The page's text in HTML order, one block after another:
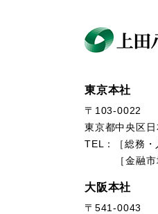
東京本社
〒103-0022
東京都中央区
TEL：［総務
［金融市場
大阪本社
〒541-0043